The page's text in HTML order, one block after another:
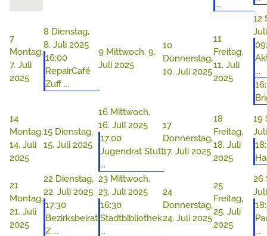
...
7
Montag,
7. Juli
2025
8 Dienstag,
8. Juli 2025
16:00
RepairCafé
Zuff ...
9 Mittwoch, 9.
Juli 2025
10
Donnerstag,
10. Juli 2025
11
Freitag,
11. Juli
2025
12
...
14
Montag,
14. Juli
2025
15 Dienstag,
15. Juli 2025
16 Mittwoch,
16. Juli 2025
17:00
Jugendrat Stutt
...
17
Donnerstag,
17. Juli 2025
18
Freitag,
18. Juli
2025
19
21
Montag,
21. Juli
2025
22 Dienstag,
22. Juli 2025
17:30
Bezirksbeirat
Z ...
23 Mittwoch,
23. Juli 2025
16:30
Stadtbibliothek
...
24
Donnerstag,
24. Juli 2025
25
Freitag,
25. Juli
2025
26
...